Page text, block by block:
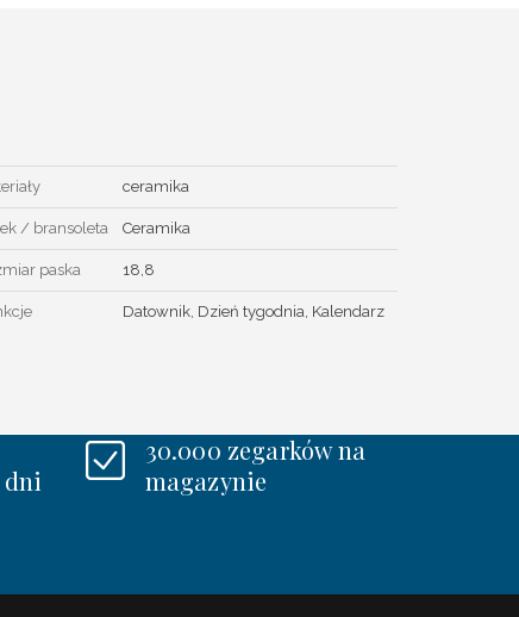
ceramika
/ bransoleta Ceramika
paska 18,8
Datownik, Dzień tygodnia, Kalendarz
30.000 zegarków na
magazynie